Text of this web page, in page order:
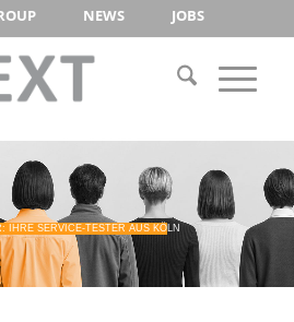
NEWS JOBS
IHRE SERVICE-TESTER AUS KÖLN